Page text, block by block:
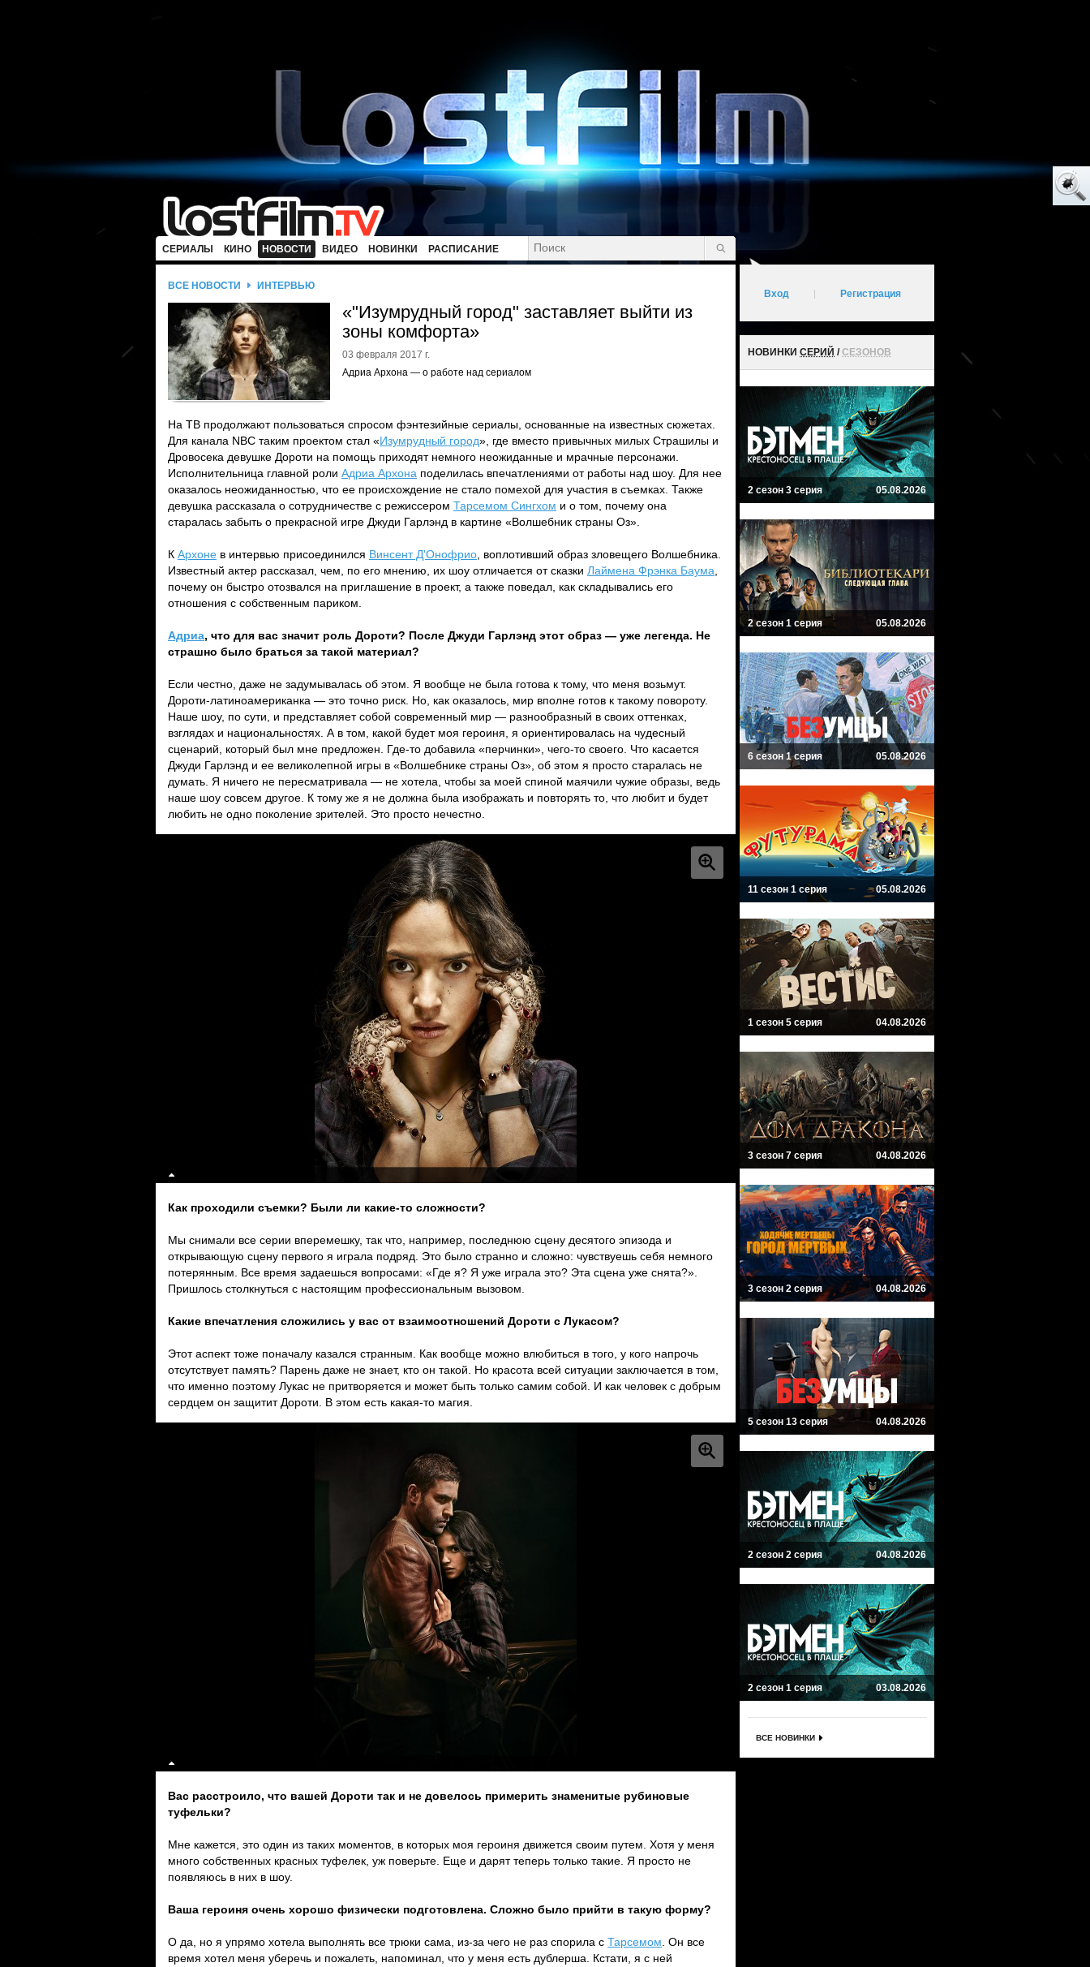
СЕРИАЛЫ КИНО НОВОСТИ ВИДЕО НОВИНКИ РАСПИСАНИЕ
ВСЕ НОВОСТИ ИНТЕРВЬЮ
«"Изумрудный город" заставляет выйти из
зоны комфорта»
03 февраля 2017 г.
Адриа Архона — о работе над сериалом
На ТВ продолжают пользоваться спросом фэнтезийные сериалы, основанные на известных сюжетах.
Для канала NBC таким проектом стал «Изумрудный город», где вместо привычных милых Страшилы и
Дровосека девушке Дороти на помощь приходят немного неожиданные и мрачные персонажи.
Исполнительница главной роли Адриа Архона поделилась впечатлениями от работы над шоу. Для нее
оказалось неожиданностью, что ее происхождение не стало помехой для участия в съемках. Также
девушка рассказала о сотрудничестве с режиссером Тарсемом Сингхом и о том, почему она
старалась забыть о прекрасной игре Джуди Гарлэнд в картине «Волшебник страны Оз».
К Архоне в интервью присоединился Винсент Д'Онофрио , воплотивший образ зловещего Волшебника.
Известный актер рассказал, чем, по его мнению, их шоу отличается от сказки Лаймена Фрэнка Баума
почему он быстро отозвался на приглашение в проект, а также поведал, как складывались его
отношения с собственным париком.
Адриа, что для вас значит роль Дороти? После Джуди Гарлэнд этот образ — уже легенда. Не
страшно было браться за такой материал?
Если честно, даже не задумывалась об этом. Я вообще не была готова к тому, что меня возьмут.
Дороти-латиноамериканка — это точно риск. Но, как оказалось, мир вполне готов к такому повороту.
Наше шоу, по сути, и представляет собой современный мир — разнообразный в своих оттенках,
взглядах и национальностях. А в том, какой будет моя героиня, я ориентировалась на чудесный
сценарий, который был мне предложен. Где-то добавила «перчинки», чего-то своего. Что касается
Джуди Гарлэнд и ее великолепной игры в «Волшебнике страны Оз», об этом я просто старалась не
думать. Я ничего не пересматривала — не хотела, чтобы за моей спиной маячили чужие образы, ведь
наше шоу совсем другое. К тому же я не должна была изображать и повторять то, что любит и будет
любить не одно поколение зрителей. Это просто нечестно.
Как проходили съемки? Были ли какие-то сложности?
Мы снимали все серии вперемешку, так что, например, последнюю сцену десятого эпизода и
открывающую сцену первого я играла подряд. Это было странно и сложно: чувствуешь себя немного
потерянным. Все время задаешься вопросами: «Где я? Я уже играла это? Эта сцена уже снята?».
Пришлось столкнуться с настоящим профессиональным вызовом.
Какие впечатления сложились у вас от взаимоотношений Дороти с Лукасом?
Этот аспект тоже поначалу казался странным. Как вообще можно влюбиться в того, у кого напрочь
отсутствует память? Парень даже не знает, кто он такой. Но красота всей ситуации заключается в том,
что именно поэтому Лукас не притворяется и может быть только самим собой. И как человек с добрым
сердцем он защитит Дороти. В этом есть какая-то магия.
Вас расстроило, что вашей Дороти так и не довелось примерить знаменитые рубиновые
туфельки?
Мне кажется, это один из таких моментов, в которых моя героиня движется своим путем. Хотя у меня
много собственных красных туфелек, уж поверьте. Еще и дарят теперь только такие. Я просто не
появляюсь в них в шоу.
Ваша героиня очень хорошо физически подготовлена. Сложно было прийти в такую форму?
О да, но я упрямо хотела выполнять все трюки сама, из-за чего не раз спорила с Тарсемом . Он все
время хотел меня уберечь и пожалеть, напоминал, что у меня есть дублерша. Кстати, я с ней
Вход Регистрация
НОВИНКИ СЕРИЙ /СЕЗОНОВ
2 сезон 3 серия 05.08.2026
2 сезон 1 серия 05.08.2026
6 сезон 1 серия 05.08.2026
11 сезон 1 серия 05.08.2026
1 сезон 5 серия 04.08.2026
3 сезон 7 серия 04.08.2026
3 сезон 2 серия 04.08.2026
5 сезон 13 серия 04.08.2026
2 сезон 2 серия 04.08.2026
2 сезон 1 серия 03.08.2026
ВСЕ НОВИНКИ